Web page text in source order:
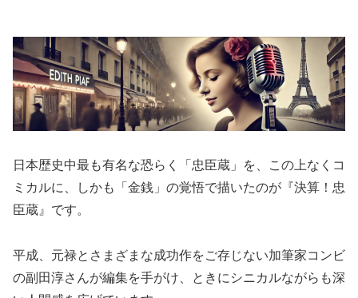
日本歴史中最も有名な恐らく「忠臣蔵」を、この上なくコ
ミカルに、しかも「金銭」の覚悟で描いたのが『決算！忠
臣蔵』です。
平成、元禄とさまざまな成功作をご存じない加筆家コンビ
の副田淳さんが編集を手がけ、ときにシニカルながらも深